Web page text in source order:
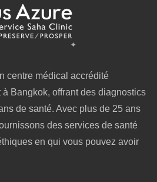
centre médical accrédité
Bangkok, offrant des diagnostics
de santé. Avec plus de 25 ans
des services de santé
en qui vous pouvez avoir